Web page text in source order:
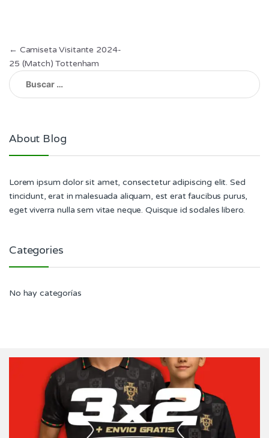
Navegación
de
entradas
← Camiseta Visitante 2024-
25 (Match) Tottenham
Buscar:
About Blog
Lorem ipsum dolor sit amet, consectetur adipiscing elit. Sed
tincidunt, erat in malesuada aliquam, est erat faucibus purus,
eget viverra nulla sem vitae neque. Quisque id sodales libero.
Categories
No hay categorías